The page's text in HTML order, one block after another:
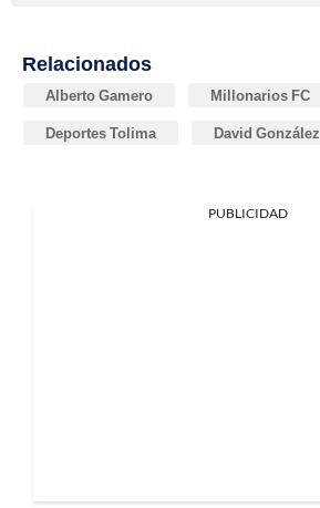
Relacionados
Alberto Gamero Millonarios FC
Deportes Tolima David González
PUBLICIDAD